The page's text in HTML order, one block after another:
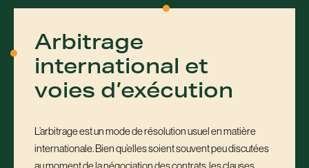
Arbitrage
international et
voies d’exécution
L’arbitrage est un mode de résolution usuel en matière
internationale. Bien qu’elles soient souvent peu discutées